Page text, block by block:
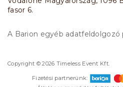
fasor 6.
A Barion egyéb adatfeldolgozó
Copyright © 2026 Timeless Event Kft.
Fizetési partnerünk: